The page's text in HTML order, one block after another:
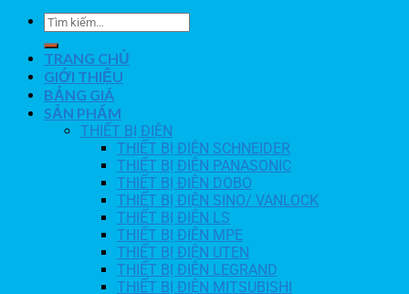
TRANG CHỦ
GIỚI THIỆU
BẢNG GIÁ
SẢN PHẨM
THIẾT BỊ ĐIỆN
THIẾT BỊ ĐIỆN SCHNEIDER
THIẾT BỊ ĐIỆN PANASONIC
THIẾT BỊ ĐIỆN DOBO
THIẾT BỊ ĐIỆN SINO/ VANLOCK
THIẾT BỊ ĐIỆN LS
THIẾT BỊ ĐIỆN MPE
THIẾT BỊ ĐIỆN UTEN
THIẾT BỊ ĐIỆN LEGRAND
THIẾT BỊ ĐIỆN MITSUBISHI